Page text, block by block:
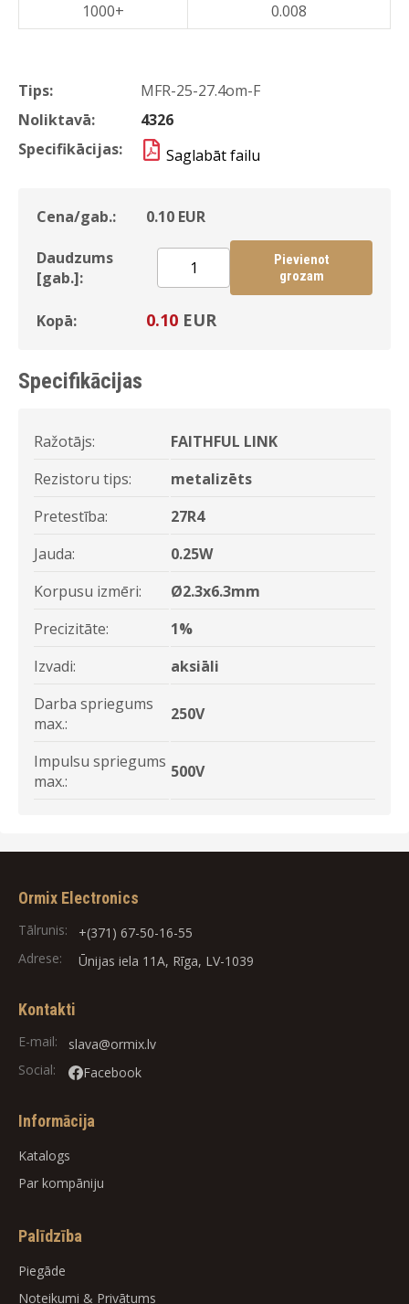
Tips:
MFR-25-27.4om-F
Noliktavā:
4326
Specifikācijas:
Saglabāt failu
Cena/gab.: 0.10 EUR
Daudzums
[gab.]:
Pievienot
grozam
Kopā: 0.10 EUR
1000+
0.008
Specifikācijas
Ražotājs:
FAITHFUL LINK
Rezistoru tips:
metalizēts
Pretestība:
27R4
Jauda:
0.25W
Korpusu izmēri:
Ø2.3x6.3mm
Precizitāte:
1%
Izvadi:
aksiāli
Darba spriegums
max.:
250V
Impulsu spriegums
max.:
500V
Ormix Electronics
Tālrunis:
+(371) 67-50-16-55
Adrese:
Ūnijas iela 11A, Rīga, LV-1039
Kontakti
E-mail:
slava@ormix.lv
Social:
Facebook
Informācija
Katalogs
Par kompāniju
Palīdzība
Piegāde
Noteikumi & Privātums